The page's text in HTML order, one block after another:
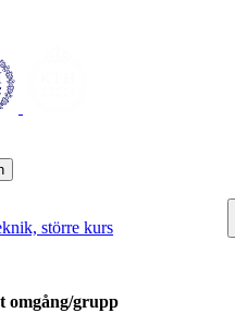
större kurs
omgång/grupp